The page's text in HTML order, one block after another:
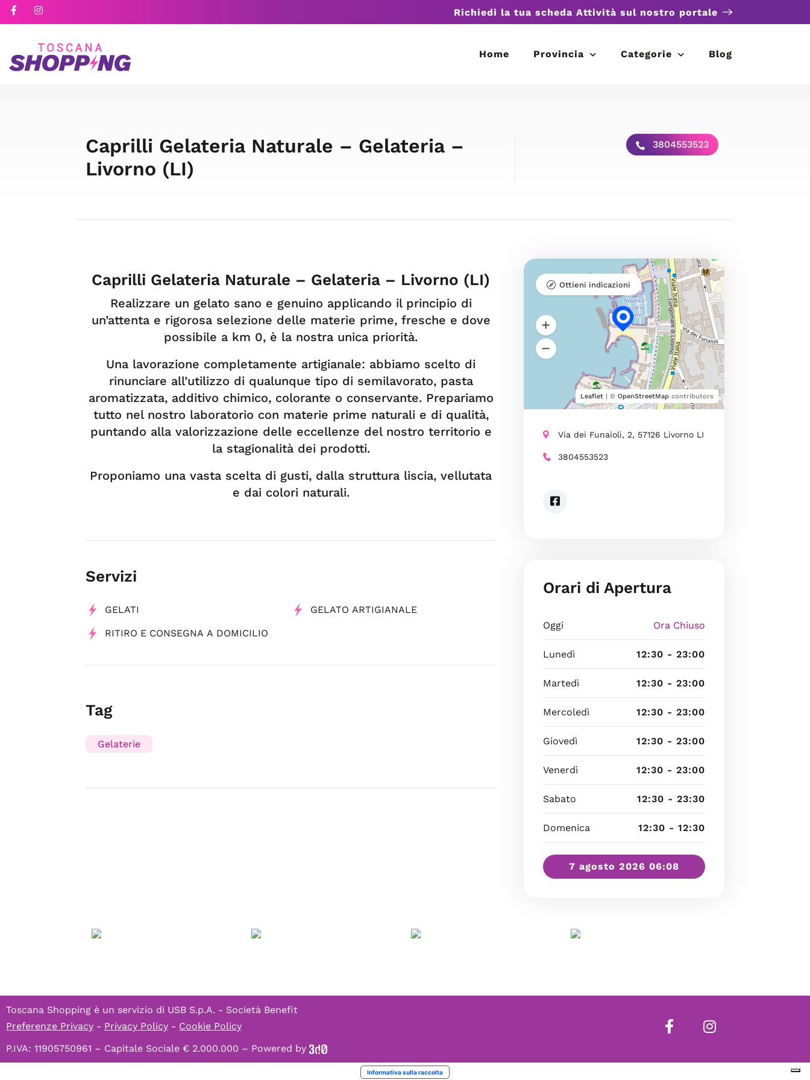
Richiedi la tua scheda Attività sul nostro portale
Home Provincia Categorie Blog
Caprilli Gelateria Naturale – Gelateria –
Livorno (LI)
3804553523
Caprilli Gelateria Naturale – Gelateria – Livorno (LI)
Realizzare un gelato sano e genuino applicando il principio di
un’attenta e rigorosa selezione delle materie prime, fresche e dove
possibile a km 0, è la nostra unica priorità.
Una lavorazione completamente artigianale: abbiamo scelto di
rinunciare all’utilizzo di qualunque tipo di semilavorato, pasta
aromatizzata, additivo chimico, colorante o conservante. Prepariamo
tutto nel nostro laboratorio con materie prime naturali e di qualità,
puntando alla valorizzazione delle eccellenze del nostro territorio e
la stagionalità dei prodotti.
Proponiamo una vasta scelta di gusti, dalla struttura liscia, vellutata
e dai colori naturali.
Servizi
GELATI GELATO ARTIGIANALE
RITIRO E CONSEGNA A DOMICILIO
Tag
Gelaterie
Leaflet| © OpenStreetMapcontributors
Ottieni indicazioni
Via dei Funaioli, 2, 57126 Livorno LI
3804553523
Orari di Apertura
Oggi Ora Chiuso
Lunedì 12:30 - 23:00
Martedì 12:30 - 23:00
Mercoledì 12:30 - 23:00
Giovedì 12:30 - 23:00
Venerdì 12:30 - 23:00
Sabato 12:30 - 23:30
Domenica 12:30 - 12:30
7 agosto 2026 06:08
Toscana Shopping è un servizio di USB S.p.A. - Società Benefit
Preferenze Privacy - Privacy Policy - Cookie Policy
P.IVA: 11905750961 – Capitale Sociale € 2.000.000 – Powered by
Informativa sulla raccolta